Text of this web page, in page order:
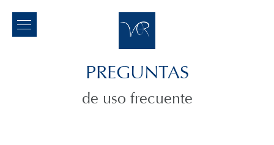
PREGUNTAS
de uso frecuente